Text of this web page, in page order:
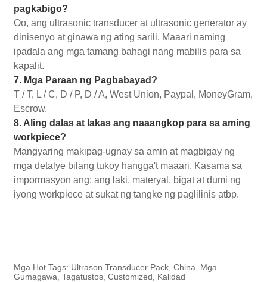
pagkabigo?
Oo, ang ultrasonic transducer at ultrasonic generator ay
dinisenyo at ginawa ng ating sarili. Maaari naming
ipadala ang mga tamang bahagi nang mabilis para sa
kapalit.
7. Mga Paraan ng Pagbabayad?
T / T, L / C, D / P, D / A, West Union, Paypal, MoneyGram,
Escrow.
8. Aling dalas at lakas ang naaangkop para sa aming
workpiece?
Mangyaring makipag-ugnay sa amin at magbigay ng
mga detalye bilang tukoy hangga't maaari. Kasama sa
impormasyon ang: ang laki, materyal, bigat at dumi ng
iyong workpiece at sukat ng tangke ng paglilinis atbp.
Mga Hot Tags: Ultrason Transducer Pack, China, Mga
Gumagawa, Tagatustos, Customized, Kalidad